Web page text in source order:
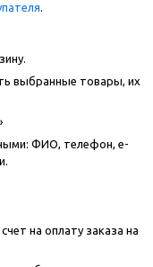
выбранные товары, их
ФИО, телефон, e-
на оплату заказа на